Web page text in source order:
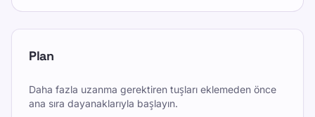
Plan
Daha fazla uzanma gerektiren tuşları eklemeden önce
ana sıra dayanaklarıyla başlayın.